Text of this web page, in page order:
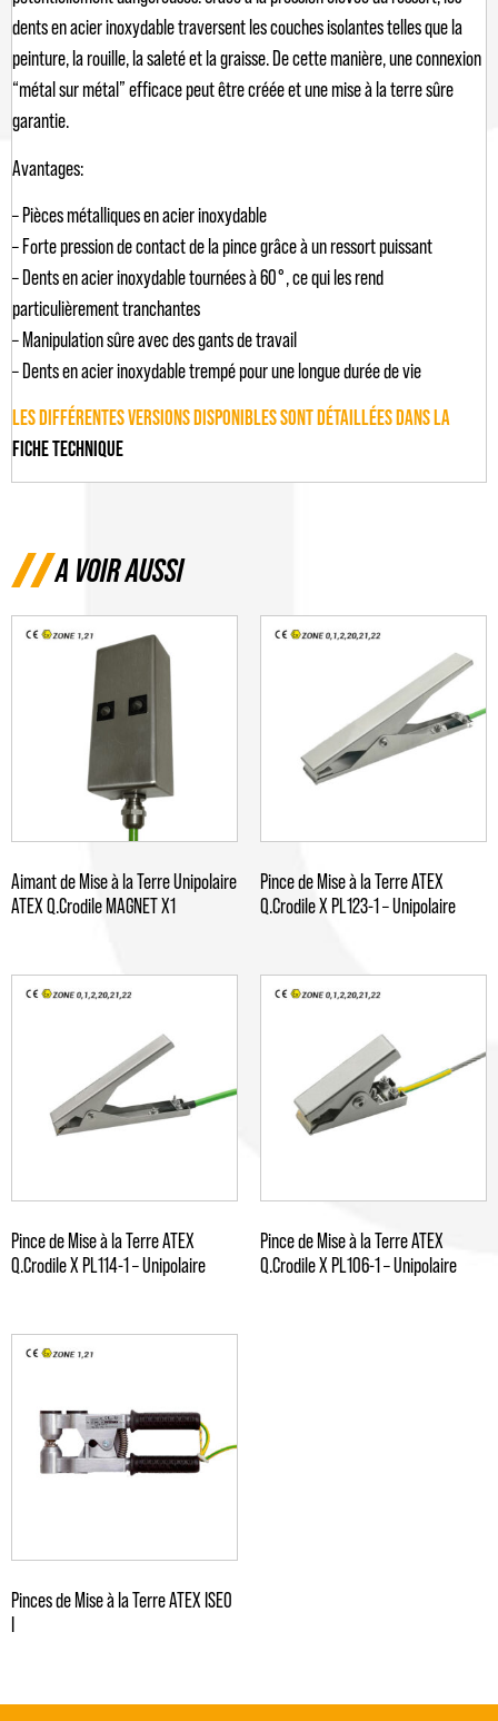
dents en acier inoxydable traversent les couches isolantes telles que la
peinture, la rouille, la saleté et la graisse. De cette manière, une connexion
“métal sur métal” efficace peut être créée et une mise à la terre sûre
garantie.
Avantages:
– Pièces métalliques en acier inoxydable
– Forte pression de contact de la pince grâce à un ressort puissant
– Dents en acier inoxydable tournées à 60°, ce qui les rend
particulièrement tranchantes
– Manipulation sûre avec des gants de travail
– Dents en acier inoxydable trempé pour une longue durée de vie
LES DIFFÉRENTES VERSIONS DISPONIBLES SONT DÉTAILLÉES DANS LA
FICHE TECHNIQUE
A VOIR AUSSI
Aimant de Mise à la Terre Unipolaire
ATEX Q.Crodile MAGNET X1
Pince de Mise à la Terre ATEX
Q.Crodile X PL123-1 – Unipolaire
Pince de Mise à la Terre ATEX
Q.Crodile X PL114-1 – Unipolaire
Pince de Mise à la Terre ATEX
Q.Crodile X PL106-1 – Unipolaire
Pinces de Mise à la Terre ATEX ISEO